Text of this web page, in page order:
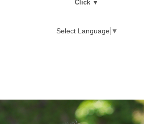
Click ▼
Select Language ▼